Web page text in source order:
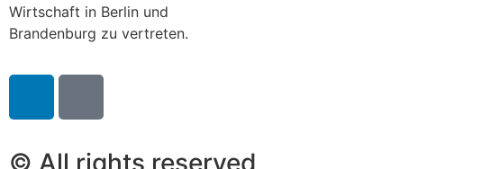
Wirtschaft in Berlin und
Brandenburg zu vertreten.